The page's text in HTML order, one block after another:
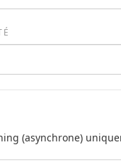
(asynchrone)